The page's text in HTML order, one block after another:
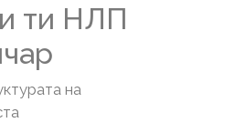
ти НЛП
на